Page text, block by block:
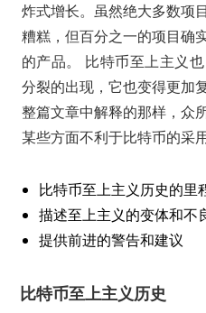
炸式增长。虽然绝大多数项
糟糕，但百分之一的项目确
的产品。 比特币至上主义
分裂的出现，它也变得更加
整篇文章中解释的那样，众
某些方面不利于比特币的采
比特币至上主义历史的里
描述至上主义的变体和不
提供前进的警告和建议
比特币至上主义历史